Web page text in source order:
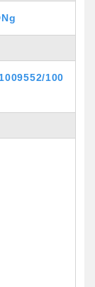
100